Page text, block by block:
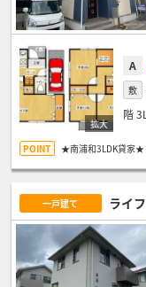
A
敷
階
★南浦和3LDK貸家★
一戸建て ライ